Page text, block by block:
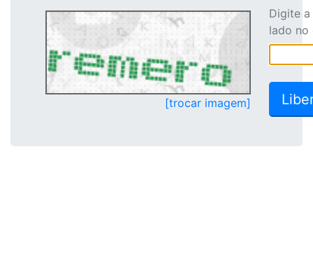
[trocar imagem]
Digite
lado no